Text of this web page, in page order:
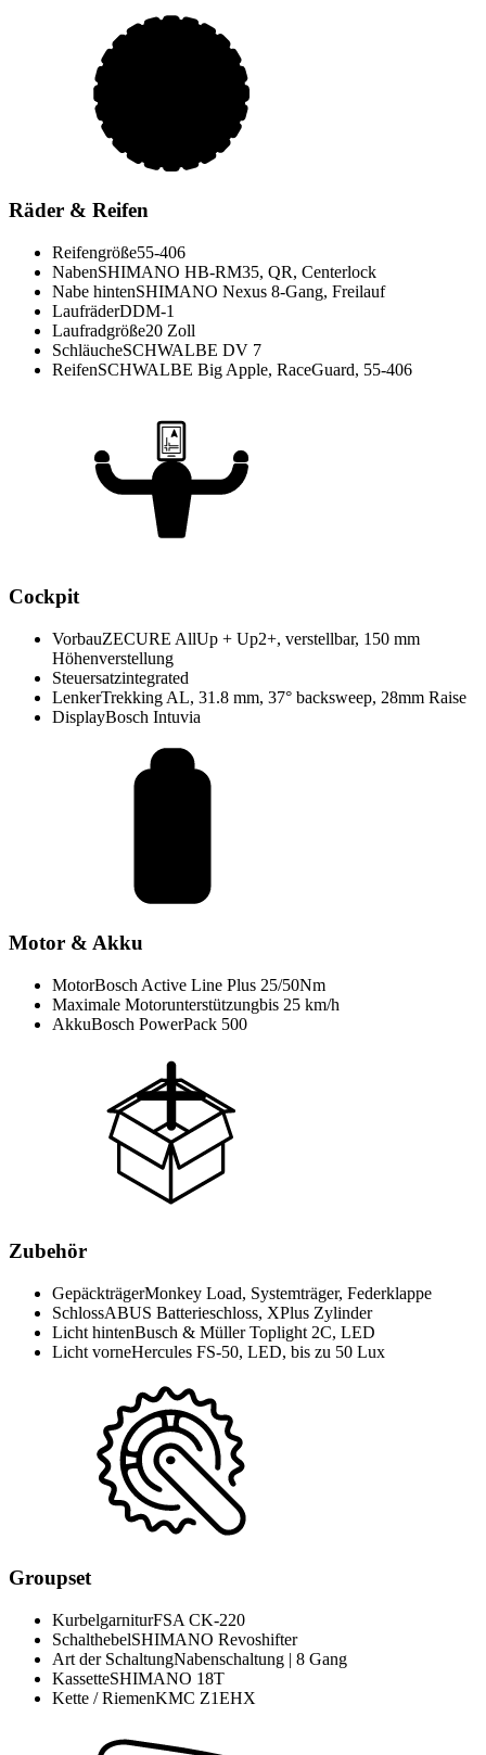
Räder & Reifen
Reifengröße55-406
NabenSHIMANO HB-RM35, QR, Centerlock
Nabe hintenSHIMANO Nexus 8-Gang, Freilauf
LaufräderDDM-1
Laufradgröße20 Zoll
SchläucheSCHWALBE DV 7
ReifenSCHWALBE Big Apple, RaceGuard, 55-406
Cockpit
VorbauZECURE AllUp + Up2+, verstellbar, 150 mm
Höhenverstellung
Steuersatzintegrated
LenkerTrekking AL, 31.8 mm, 37° backsweep, 28mm Raise
DisplayBosch Intuvia
Motor & Akku
MotorBosch Active Line Plus 25/50Nm
Maximale Motorunterstützungbis 25 km/h
AkkuBosch PowerPack 500
Zubehör
GepäckträgerMonkey Load, Systemträger, Federklappe
SchlossABUS Batterieschloss, XPlus Zylinder
Licht hintenBusch & Müller Toplight 2C, LED
Licht vorneHercules FS-50, LED, bis zu 50 Lux
Groupset
KurbelgarniturFSA CK-220
SchalthebelSHIMANO Revoshifter
Art der SchaltungNabenschaltung | 8 Gang
KassetteSHIMANO 18T
Kette / RiemenKMC Z1EHX